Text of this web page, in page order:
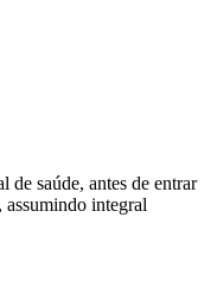
de saúde, antes de entrar
assumindo integral